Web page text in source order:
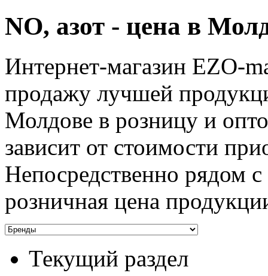
NO, азот - цена в
Интернет-магазин EZO-
продажу лучшей
Молдове в розницу и
зависит от стоимости
Непосредственно рядом
розничная цена
Текущий раздел